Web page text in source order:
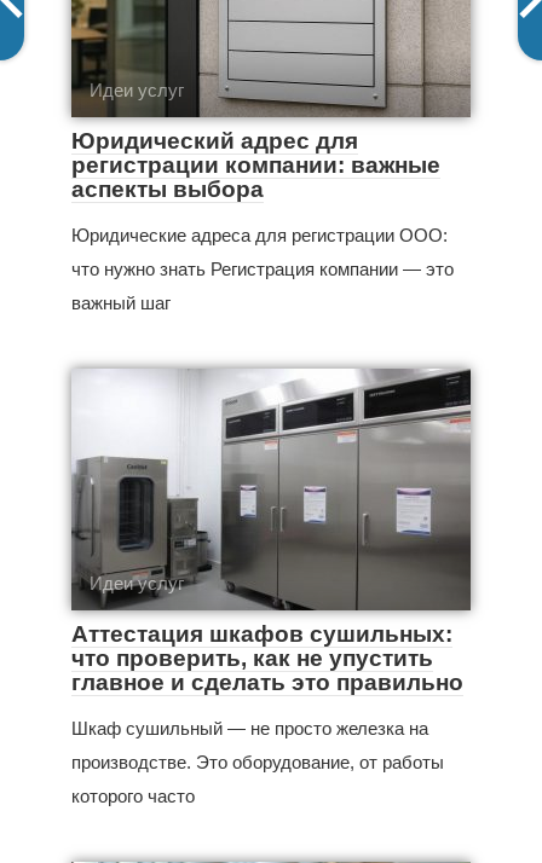
Идеи услуг
Юридический адрес для
регистрации компании: важные
аспекты выбора
Юридические адреса для регистрации ООО:
что нужно знать Регистрация компании — это
важный шаг
Идеи услуг
Аттестация шкафов сушильных:
что проверить, как не упустить
главное и сделать это правильно
Шкаф сушильный — не просто железка на
производстве. Это оборудование, от работы
которого часто